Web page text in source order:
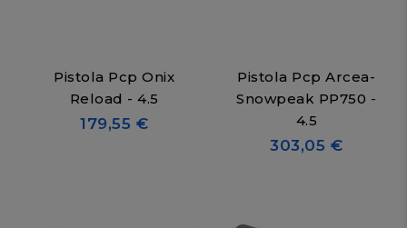
Pistola Pcp Onix
Reload - 4.5
179,55 €
Pistola Pcp Arcea-
Snowpeak PP750 -
4.5
303,05 €